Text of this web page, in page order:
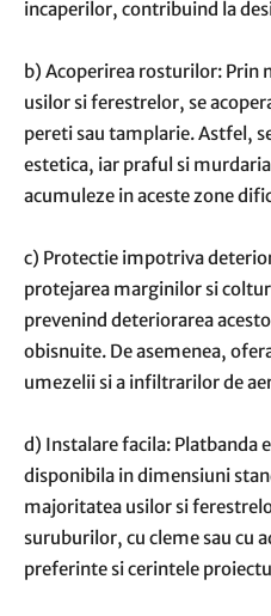
incaperilor, contribuind la
b) Acoperirea rosturilor: Prin
usilor si ferestrelor, se
pereti sau tamplarie. Astfel,
estetica, iar praful si
acumuleze in aceste zone
c) Protectie impotriva
protejarea marginilor si
prevenind deteriorarea
obisnuite. De asemenea,
umezelii si a infiltrarilor de
d) Instalare facila: Platbanda
disponibila in dimensiuni
majoritatea usilor si
suruburilor, cu cleme sau cu
preferinte si cerintele